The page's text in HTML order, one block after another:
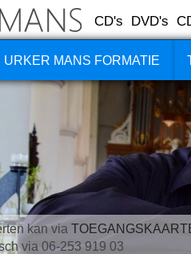
CD's DVD's
URKER MANS FORMATIE
kan via
via 06-253 919 03